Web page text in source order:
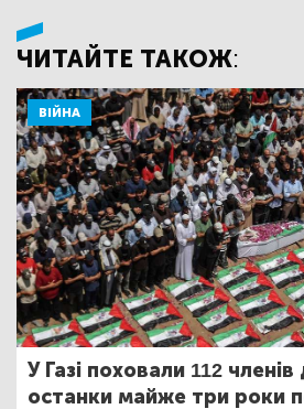
ЧИТАЙТЕ ТАКОЖ:
ВІЙНА
У Газі поховали 112
останки майже три роки